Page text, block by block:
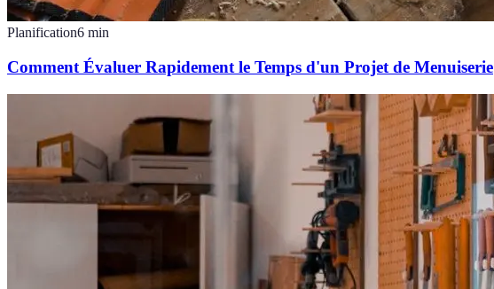
Planification6 min
Comment Évaluer Rapidement le Temps d'un Projet de Menuiserie